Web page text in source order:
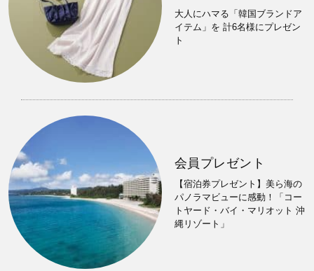
大人にハマる「韓国ブランドア
イテム」を 計6名様にプレゼン
ト
会員プレゼント
【宿泊券プレゼント】美ら海の
パノラマビューに感動！「コー
トヤード・バイ・マリオット 沖
縄リゾート」